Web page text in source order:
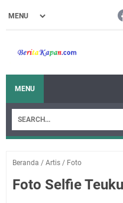
MENU
Beranda / Artis / Foto
Foto Selfie